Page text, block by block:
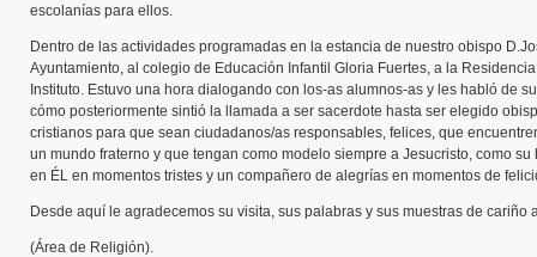
escolanías para ellos.
Dentro de las actividades programadas en la estancia de nuestro obispo
Ayuntamiento, al colegio de Educación Infantil Gloria Fuertes, a la
Instituto. Estuvo una hora dialogando con los-as alumnos-as y les habló de
cómo posteriormente sintió la llamada a ser sacerdote hasta ser elegido
cristianos para que sean ciudadanos/as responsables, felices, que
un mundo fraterno y que tengan como modelo siempre a Jesucristo, como
en ÉL en momentos tristes y un compañero de alegrías en momentos de
Desde aquí le agradecemos su visita, sus palabras y sus muestras de cariño
(Área de Religión).